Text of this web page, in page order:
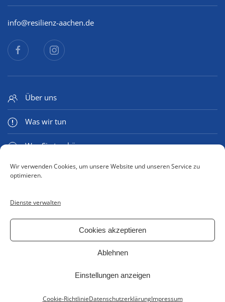
Wir verwenden Cookies, um unsere Website und unseren Service zu
optimieren.
Dienste verwalten
Cookies akzeptieren
Ablehnen
Einstellungen anzeigen
Cookie-RichtlinieDatenschutzerklärungImpressum
info@resilienz-aachen.de
Über uns
Was wir tun
Was Sie tun können
Medien & Mehr